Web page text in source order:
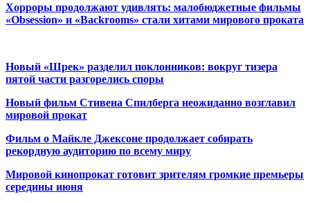
Хорроры продолжают удивлять: малобюджетные фильмы
«Obsession» и «Backrooms» стали хитами мирового проката
Новый «Шрек» разделил поклонников: вокруг тизера
пятой части разгорелись споры
Новый фильм Стивена Спилберга неожиданно возглавил
мировой прокат
Фильм о Майкле Джексоне продолжает собирать
рекордную аудиторию по всему миру
Мировой кинопрокат готовит зрителям громкие премьеры
середины июня